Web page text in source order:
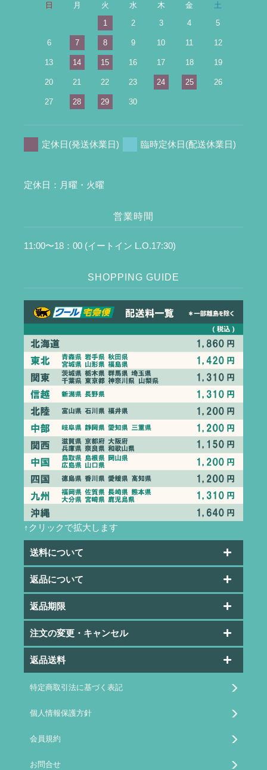
日 月 火 水 木 金
土
1
2 3 4 5
6 7 8 9 10 11 12
13 14 15 16 17 18 19
20 21 22 23 24 25 26
27 28 29 30
定休日(発送休業日) 臨時定休日(配送休業日)
定休日：月曜・火曜
営業時間
11:00〜18：00 (イートイン L.O.17:30)
SHOPPING GUIDE
↑クリックで拡大します
送料について
返品について
返品期限
注文の変更・キャンセル
返品送料
特定商取引法に基づく表記
個人情報保護方針
会員規約
お問合せ